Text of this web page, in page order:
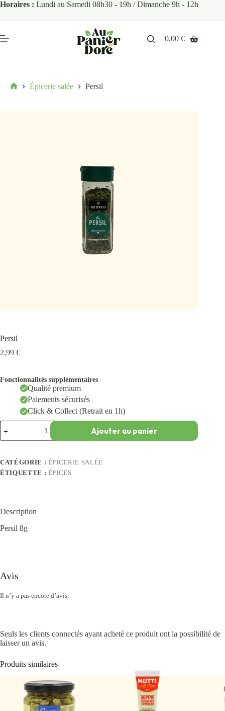
Horaires : Lundi au Samedi 08h30 - 19h / Dimanche 9h - 12h
0,00€
Épicerie salée Persil
Persil
2,99 €
Fonctionnalités supplémentaires
Qualité premium
Paiements sécurisés
Click & Collect (Retrait en 1h)
Ajouter au panier
CATÉGORIE : ÉPICERIE SALÉE
ÉTIQUETTE : ÉPICES
Description
Persil 8g
Avis
Il n’y a pas encore d’avis.
Seuls les clients connectés ayant acheté ce produit ont la possibilité de
laisser un avis.
Produits similaires